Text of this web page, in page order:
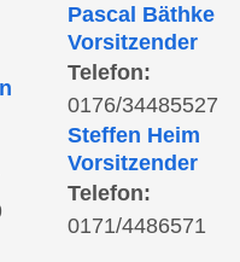
Pascal Bäthke
Vorsitzender
Telefon:
0176/34485527
Steffen Heim
Vorsitzender
Telefon:
0171/4486571